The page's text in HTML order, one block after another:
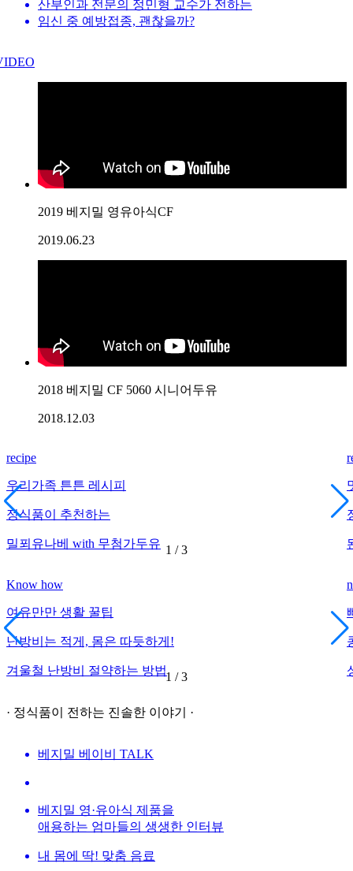
산부인과 전문의 정민형 교수가 전하는
임신 중 예방접종, 괜찮을까?
2019 베지밀 영유아식CF
2019.06.23
2018 베지밀 CF 5060 시니어두유
2018.12.03
recipe
우리가족 튼튼 레시피
정식품이 추천하는
밀푀유나베 with 무첨가두유 1 /3
Know how
여유만만 생활 꿀팁
난방비는 적게, 몸은 따듯하게!
겨울철 난방비 절약하는 방법1 /3
· 정식품이 전하는 진솔한 이야기 ·
베지밀 베이비 TALK
베지밀 영·유아식 제품을
애용하는 엄마들의 생생한 인터뷰
내 몸에 딱! 맞춤 음료